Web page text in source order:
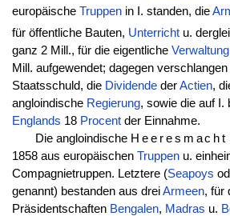
europäische Truppenin I. standen, die
für öffentliche Bauten, Unterrichtu.
ganz 2 Mill., für die eigentliche Verwaltung
Mill. aufgewendet; dagegen verschlangen
Staatsschuld, die DividendederActien,
angloindische Regierung, sowie die auf I.
Englands 18 Procentder Einnahme.
Die angloindische Heeresmacht
1858 aus europäischen Truppenu.
Compagnietruppen. Letztere (Seapoys
genannt) bestanden aus dreiArmeen, für
Präsidentschaften Bengalen, Madras u.